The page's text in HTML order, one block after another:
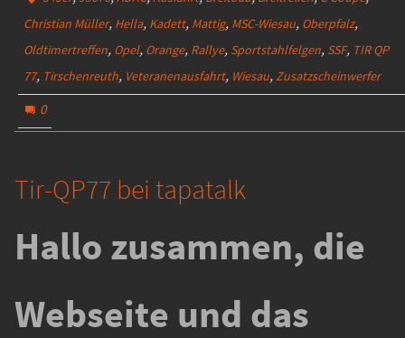
Christian Müller, Hella, Kadett, Mattig, MSC-Wiesau, Oberpfalz,
Oldtimertreffen, Opel, Orange, Rallye, Sportstahlfelgen, SSF, TIR QP
77, Tirschenreuth, Veteranenausfahrt, Wiesau, Zusatzscheinwerfer
0
Tir-QP77 bei tapatalk
Hallo zusammen, die
Webseite und das